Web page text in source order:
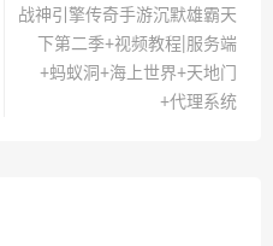
战神引擎传奇手游沉默雄霸天
下第二季+视频教程|服务端
+蚂蚁洞+海上世界+天地门
+代理系统